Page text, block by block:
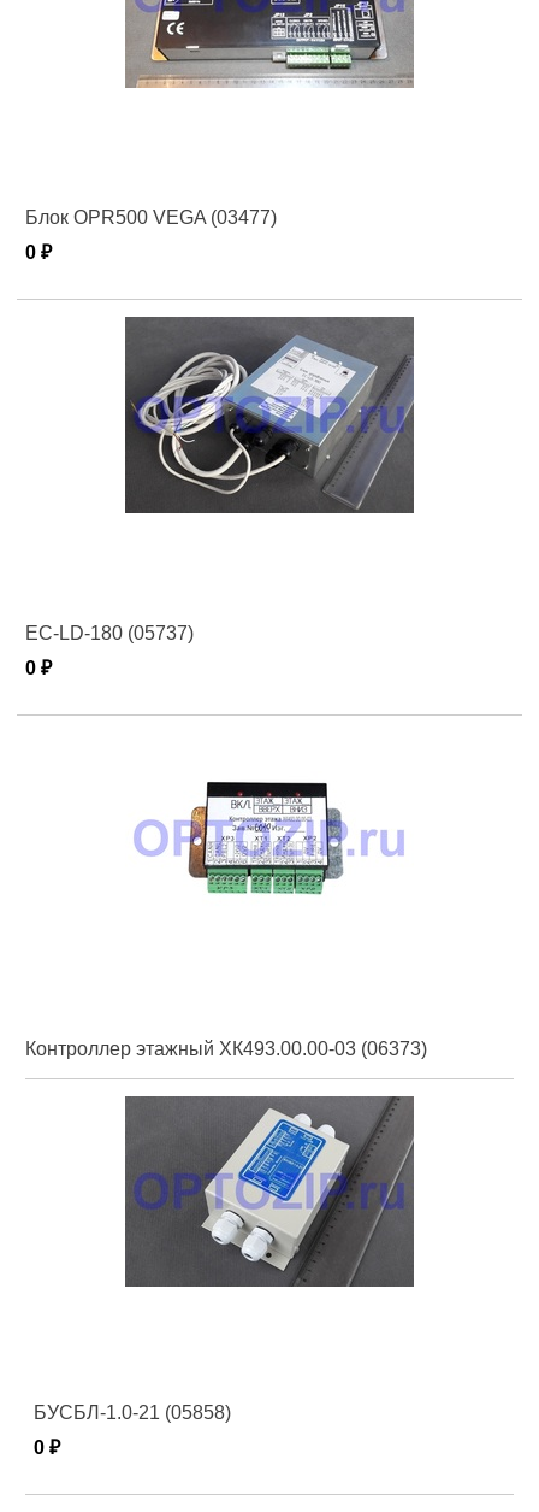
Блок OPR500 VEGA (03477)
0 ₽
EC-LD-180 (05737)
0 ₽
Контроллер этажный ХК493.00.00-03 (06373)
БУСБЛ-1.0-21 (05858)
0 ₽